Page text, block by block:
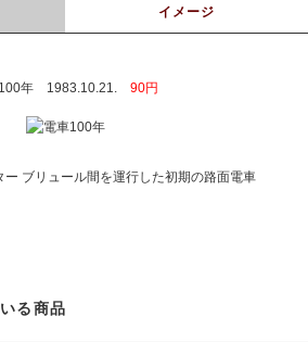
イメージ
年 1983.10.21. 90円
ー ブリュール間を運行した初期の路面電車
る商品